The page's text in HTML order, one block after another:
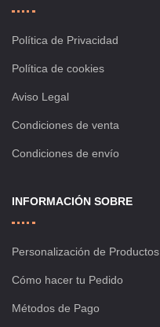
Política de Privacidad
Política de cookies
Aviso Legal
Condiciones de venta
Condiciones de envío
INFORMACIÓN SOBRE
Personalización de Productos
Cómo hacer tu Pedido
Métodos de Pago